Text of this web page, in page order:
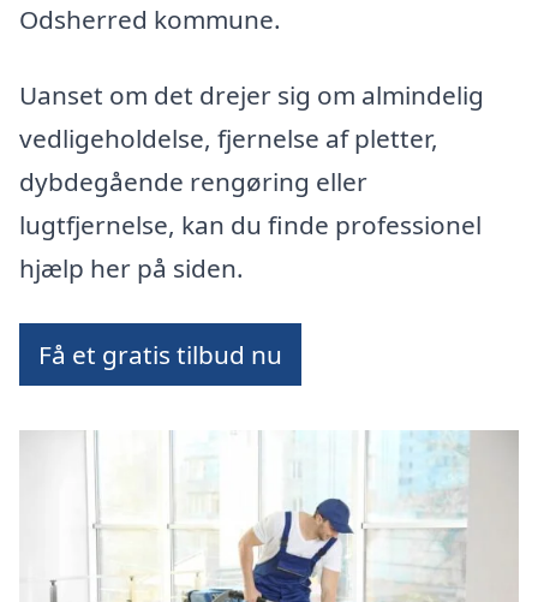
Odsherred kommune.
Uanset om det drejer sig om almindelig
vedligeholdelse, fjernelse af pletter,
dybdegående rengøring eller
lugtfjernelse, kan du finde professionel
hjælp her på siden.
Få et gratis tilbud nu